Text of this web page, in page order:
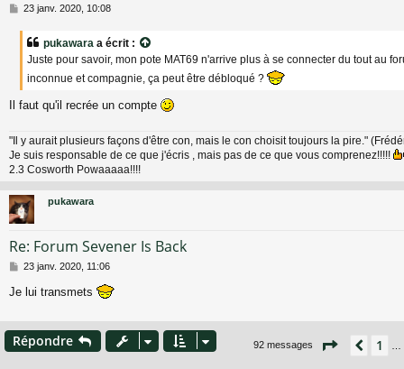
M
e
23 janv. 2020, 10:08
pukawara a écrit :
Juste pour savoir, mon pote MAT69 n'arrive plus à se connecter du tout au
inconnue et compagnie, ça peut être débloqué ?
Il faut qu'il recrée un compte
"Il y aurait plusieurs façons d'être con, mais le con choisit toujours la pire."
Je suis responsable de ce que j'écris , mais pas de ce que vous comprenez!!!!!
2.3 Cosworth Powaaaaa!!!!
pukawara
Re: Forum Sevener Is Back
M
s
g
e
23 janv. 2020, 11:06
Je lui transmets
Répondre 92 messages Page 51